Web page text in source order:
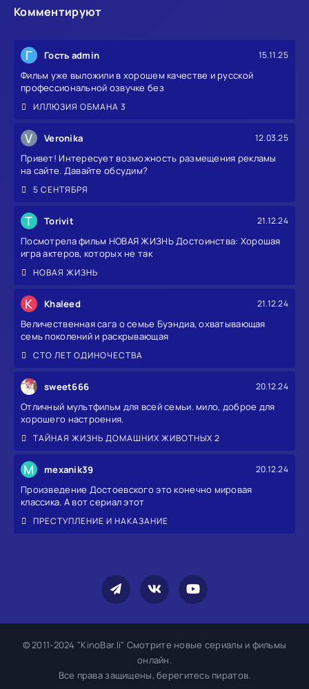
Комментируют
Г Гость admin 15.11.25
Фильм уже выложили в хорошем качестве и русской
профессиональной озвучке без
ИЛЛЮЗИЯ ОБМАНА 3
V Veronika 12.03.25
Привет! Интересует возможность размещения рекламы
на сайте. Давайте обсудим?
5 СЕНТЯБРЯ
T Torivit 21.12.24
Посмотрела фильм НОВАЯ ЖИЗНЬ Достоинства: Хорошая
игра актеров, которых не так
НОВАЯ ЖИЗНЬ
K Khaleed 21.12.24
Величественная сага о семье Буэндиа, охватывающая
семь поколений и раскрывающая
СТО ЛЕТ ОДИНОЧЕСТВА
sweet666 20.12.24
Отличный мультфильм для всей семьи. мило, доброе для
хорошего настроения.
ТАЙНАЯ ЖИЗНЬ ДОМАШНИХ ЖИВОТНЫХ 2
M mexanik39 20.12.24
Произведение Достоевского это конечно мировая
классика. А вот сериал этот
ПРЕСТУПЛЕНИЕ И НАКАЗАНИЕ
© 2011-2024 "KinoBar.li" Смотрите новые сериалы и фильмы
онлайн.
Все права защищены, берегитесь пиратов.